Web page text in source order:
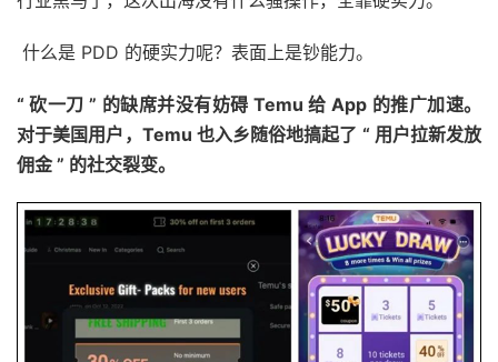
什么是 PDD 的硬实力呢？表面上是钞能力。
“ 砍一刀 ” 的缺席并没有妨碍 Temu 给 App 的推广加速。
对于美国用户，Temu 也入乡随俗地搞起了 “ 用户拉新发放
佣金 ” 的社交裂变。